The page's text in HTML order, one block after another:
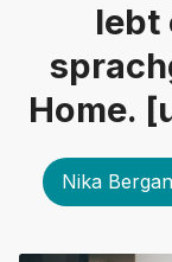
lebt
Home.
Nika